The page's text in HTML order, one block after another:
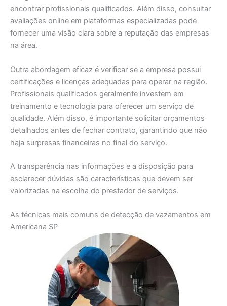
encontrar profissionais qualificados. Além disso, consultar
avaliações online em plataformas especializadas pode
fornecer uma visão clara sobre a reputação das empresas
na área.
Outra abordagem eficaz é verificar se a empresa possui
certificações e licenças adequadas para operar na região.
Profissionais qualificados geralmente investem em
treinamento e tecnologia para oferecer um serviço de
qualidade. Além disso, é importante solicitar orçamentos
detalhados antes de fechar contrato, garantindo que não
haja surpresas financeiras no final do serviço.
A transparência nas informações e a disposição para
esclarecer dúvidas são características que devem ser
valorizadas na escolha do prestador de serviços.
As técnicas mais comuns de detecção de vazamentos em
Americana SP